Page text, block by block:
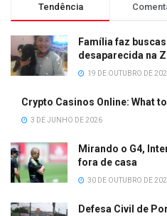
Tendência
Família faz
desaparecida na
19 DE OUTUBRO DE
Crypto Casinos Online: What
3 DE JUNHO DE 2026
Mirando o G4,
fora de casa
30 DE OUTUBRO DE
Defesa Civil de